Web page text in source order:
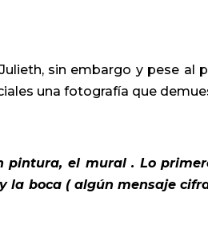
sin embargo y pese al
una fotografía que
pintura, el mural . Lo
la boca ( algún mensaje